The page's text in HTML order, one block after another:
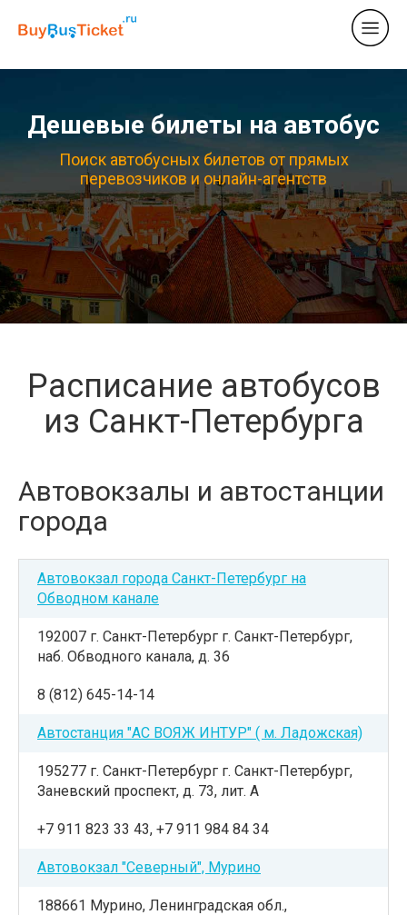
Дешевые билеты на автобус
Поиск автобусных билетов от прямых
перевозчиков и онлайн-агентств
Расписание автобусов
из Санкт-Петербурга
Автовокзалы и автостанции
города
Автовокзал города Санкт-Петербург на
Обводном канале
192007 г. Санкт-Петербург г. Санкт-Петербург,
наб. Обводного канала, д. 36
8 (812) 645-14-14
Автостанция "АС ВОЯЖ ИНТУР" ( м. Ладожская)
195277 г. Санкт-Петербург г. Санкт-Петербург,
Заневский проспект, д. 73, лит. А
+7 911 823 33 43, +7 911 984 84 34
Автовокзал "Северный", Мурино
188661 Мурино, Ленинградская обл.,